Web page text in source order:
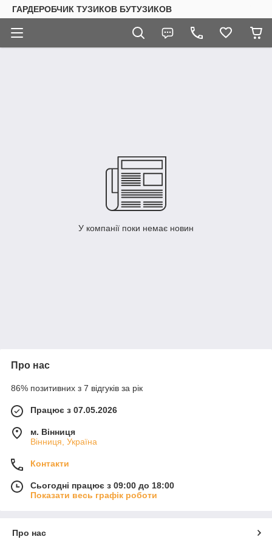
ГАРДЕРОБЧИК ТУЗИКОВ БУТУЗИКОВ
У компанії поки немає новин
Про нас
86% позитивних з 7 відгуків за рік
Працює з 07.05.2026
м. Вінниця
Вінниця, Україна
Контакти
Сьогодні працює з 09:00 до 18:00
Показати весь графік роботи
Про нас